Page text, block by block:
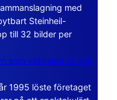
med
Steinheil-
till 32 bilder per
som vecklade ut sina
1995 löste företaget